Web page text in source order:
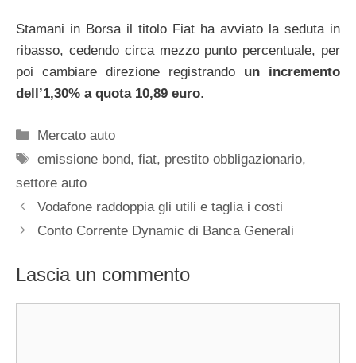
Stamani in Borsa il titolo Fiat ha avviato la seduta in
ribasso, cedendo circa mezzo punto percentuale, per
poi cambiare direzione registrando un incremento
dell’1,30% a quota 10,89 euro.
Categorie
Mercato auto
Tag
emissione bond,fiat, prestito obbligazionario,
settore auto
Vodafone raddoppia gli utili e taglia i costi
Conto Corrente Dynamic di Banca Generali
Lascia un commento